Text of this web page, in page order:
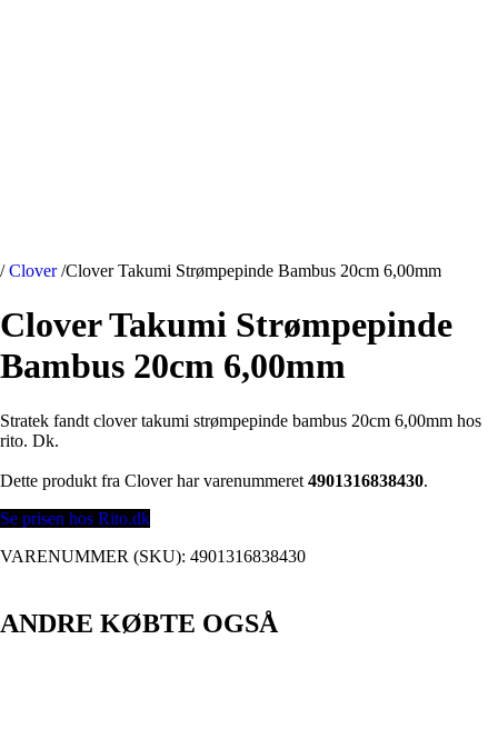
/ Clover /Clover Takumi Strømpepinde Bambus 20cm 6,00mm
Clover Takumi Strømpepinde
Bambus 20cm 6,00mm
Stratek fandt clover takumi strømpepinde bambus 20cm 6,00mm hos
rito. Dk.
Dette produkt fra Clover har varenummeret 4901316838430.
Se prisen hos Rito.dk
VARENUMMER (SKU): 4901316838430
ANDRE KØBTE OGSÅ